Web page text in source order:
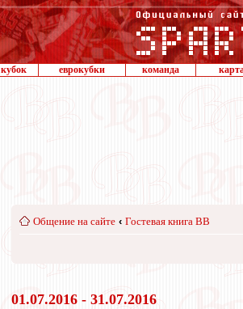
кубок еврокубки команда
Общение на сайте ‹ Гостевая книга ВВ
01.07.2016 - 31.07.2016